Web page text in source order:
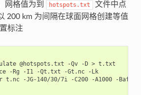
网格值为到 hotspots.txt
文件中点
200 km 为间隔在球面网格创建等值
标注
@hotspots.txt -Qv -D >
-Rg -I1 -Qt.txt -Gt.nc
-Lk
t.nc -JG-140/30/7i -C200 -A1000
-Bafg